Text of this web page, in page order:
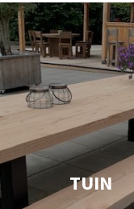
TUIN